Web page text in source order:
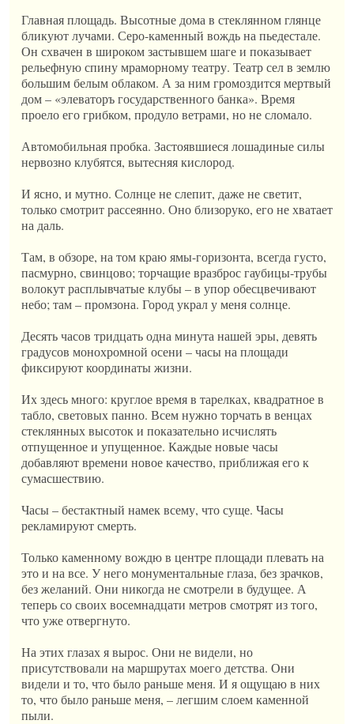
Главная площадь. Высотные дома в стеклянном глянце
бликуют лучами. Серо-каменный вождь на пьедестале.
Он схвачен в широком застывшем шаге и показывает
рельефную спину мраморному театру. Театр сел в землю
большим белым облаком. А за ним громоздится мертвый
дом – «элеваторъ государственного банка». Время
проело его грибком, продуло ветрами, но не сломало.
Автомобильная пробка. Застоявшиеся лошадиные силы
нервозно клубятся, вытесняя кислород.
И ясно, и мутно. Солнце не слепит, даже не светит,
только смотрит рассеянно. Оно близоруко, его не хватает
на даль.
Там, в обзоре, на том краю ямы-горизонта, всегда густо,
пасмурно, свинцово; торчащие вразброс гаубицы-трубы
волокут расплывчатые клубы – в упор обесцвечивают
небо; там – промзона. Город украл у меня солнце.
Десять часов тридцать одна минута нашей эры, девять
градусов монохромной осени – часы на площади
фиксируют координаты жизни.
Их здесь много: круглое время в тарелках, квадратное в
табло, световых панно. Всем нужно торчать в венцах
стеклянных высоток и показательно исчислять
отпущенное и упущенное. Каждые новые часы
добавляют времени новое качество, приближая его к
сумасшествию.
Часы – бестактный намек всему, что суще. Часы
рекламируют смерть.
Только каменному вождю в центре площади плевать на
это и на все. У него монументальные глаза, без зрачков,
без желаний. Они никогда не смотрели в будущее. А
теперь со своих восемнадцати метров смотрят из того,
что уже отвергнуто.
На этих глазах я вырос. Они не видели, но
присутствовали на маршрутах моего детства. Они
видели и то, что было раньше меня. И я ощущаю в них
то, что было раньше меня, – легшим слоем каменной
пыли.